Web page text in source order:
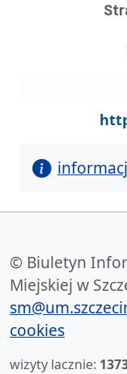
© Biuletyn
Miejskiej w
cookies
wizyty lacznie: